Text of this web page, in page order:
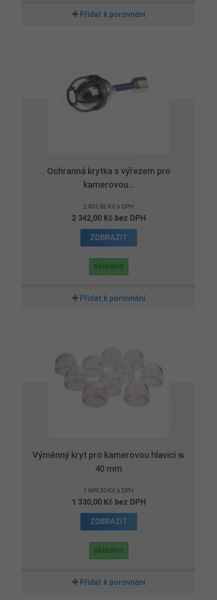
Přidat k porovnání
Ochranná krytka s výřezem pro
kamerovou...
2 833,82 Kč s DPH
2 342,00 Kč bez DPH
ZOBRAZIT
skladem
Přidat k porovnání
Výměnný kryt pro kamerovou hlavici ᴓ
40 mm
1 609,30 Kč s DPH
1 330,00 Kč bez DPH
ZOBRAZIT
skladem
Přidat k porovnání